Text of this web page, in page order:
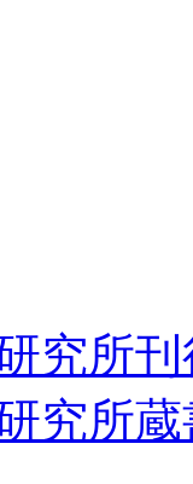
究所
究所